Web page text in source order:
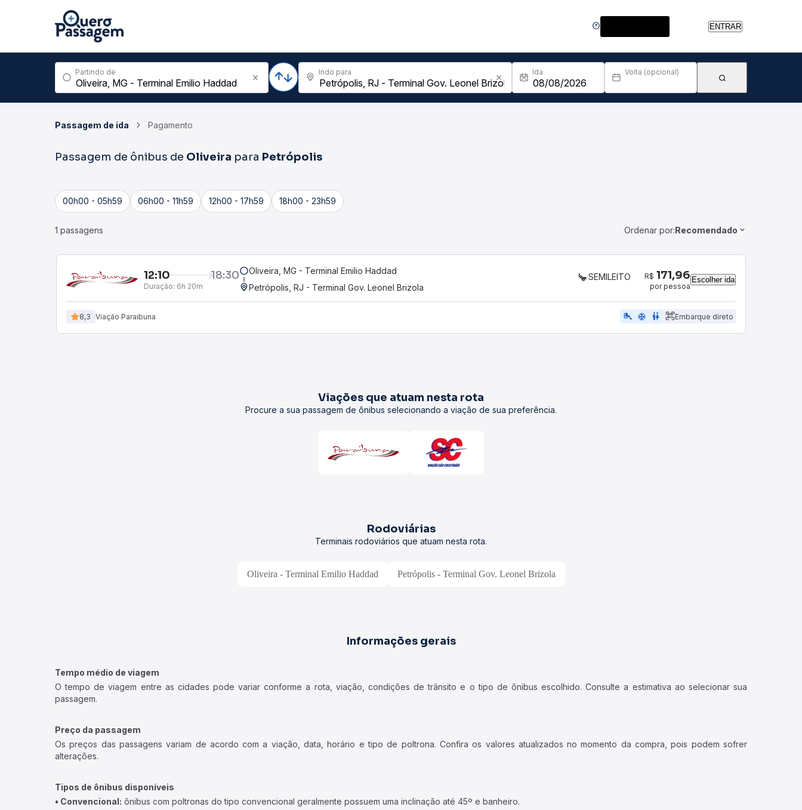
ENTRAR
Partindo de Indo para Ida Volta (opcional)
Passagem de ida Pagamento
Passagem de ônibus de Oliveira para Petrópolis
00h00 - 05h59 06h00 - 11h59 12h00 - 17h59 18h00 - 23h59
1 passagens Ordenar por:Recomendado
12:10 18:30
Duração: 6h 20m
Oliveira, MG - Terminal Emilio Haddad
Petrópolis, RJ - Terminal Gov. Leonel Brizola
SEMILEITO R$ 171,96
por pessoa
Escolher ida
8,3 Viação Paraibuna airline_seat_legroom_extra ac_unit WC Embarque direto
Viações que atuam nesta rota
Procure a sua passagem de ônibus selecionando a viação de sua preferência.
Rodoviárias
Terminais rodoviários que atuam nesta rota.
Oliveira - Terminal Emilio Haddad Petrópolis - Terminal Gov. Leonel Brizola
Informações gerais
Tempo médio de viagem
O tempo de viagem entre as cidades pode variar conforme a rota, viação, condições de trânsito e o tipo de ônibus escolhido. Consulte a estimativa ao selecionar sua
passagem.
Preço da passagem
Os preços das passagens variam de acordo com a viação, data, horário e tipo de poltrona. Confira os valores atualizados no momento da compra, pois podem sofrer
alterações.
Tipos de ônibus disponíveis
• Convencional: ônibus com poltronas do tipo convencional geralmente possuem uma inclinação até 45º e banheiro.